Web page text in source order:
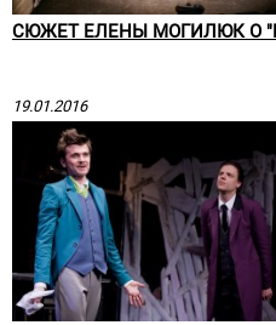
СЮЖЕТ ЕЛЕНЫ МОГИЛЮК О
19.01.2016